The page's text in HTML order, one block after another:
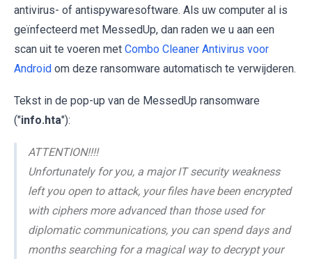
antivirus- of antispywaresoftware. Als uw computer al is
geïnfecteerd met MessedUp, dan raden we u aan een
scan uit te voeren met Combo Cleaner Antivirus voor
Android om deze ransomware automatisch te verwijderen.
Tekst in de pop-up van de MessedUp ransomware
("info.hta"):
ATTENTION!!!!
Unfortunately for you, a major IT security weakness
left you open to attack, your files have been encrypted
with ciphers more advanced than those used for
diplomatic communications, you can spend days and
months searching for a magical way to decrypt your